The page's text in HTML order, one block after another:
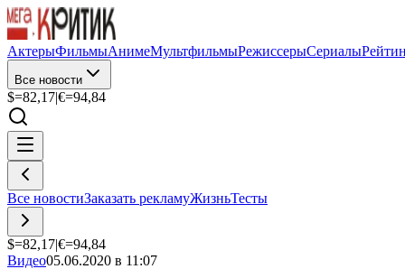
АктерыФильмыАнимеМультфильмыРежиссерыСериалы
Все новости
$=82,17|€=94,84
Все новостиЗаказать рекламуЖизньТесты
$=82,17|€=94,84
Видео05.06.2020 в 11:07